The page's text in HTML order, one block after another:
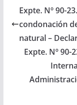
2019 la obra
denominada
“Instalación de
Gas Natural para
conexiones
domiciliarias”,
de Lumbreras y…
Expte. Nº 90-
condonación
natural –
Expte. Nº 90-